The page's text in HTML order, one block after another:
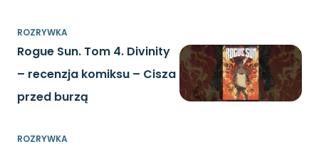
ROZRYWKA
Rogue Sun. Tom 4. Divinity
– recenzja komiksu – Cisza
przed burzą
ROZRYWKA